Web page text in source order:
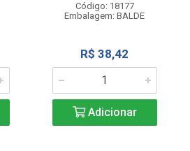
Código: 18177
Embalagem: BALDE
R$ 38,42
Adicionar